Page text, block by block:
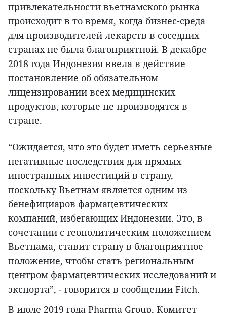
привлекательности вьетнамского рынка
происходит в то время, когда бизнес-среда
для производителей лекарств в соседних
странах не была благоприятной. В декабре
2018 года Индонезия ввела в действие
постановление об обязательном
лицензировании всех медицинских
продуктов, которые не производятся в
стране.
“Ожидается, что это будет иметь серьезные
негативные последствия для прямых
иностранных инвестиций в страну,
поскольку Вьетнам является одним из
бенефициаров фармацевтических
компаний, избегающих Индонезии. Это, в
сочетании с геополитическим положением
Вьетнама, ставит страну в благоприятное
положение, чтобы стать региональным
центром фармацевтических исследований и
экспорта”, - говорится в сообщении Fitch.
В июле 2019 года Pharma Group, Комитет